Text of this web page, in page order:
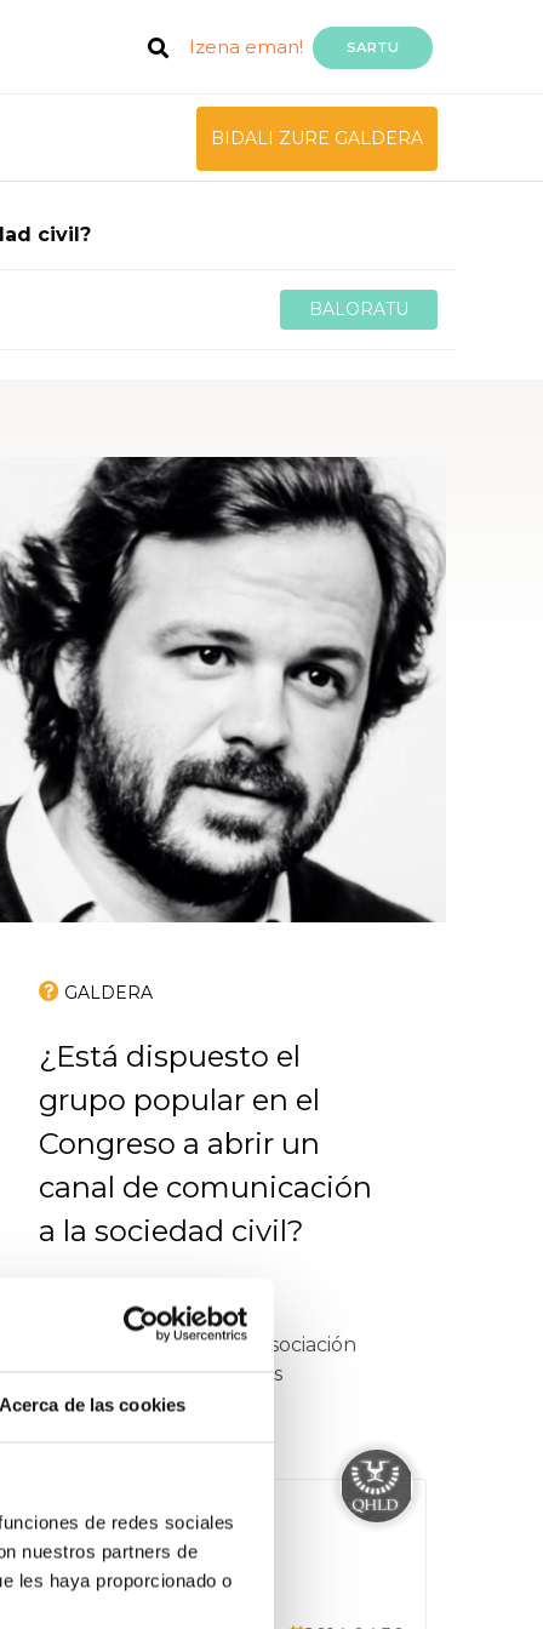
Acerca de las cookies
de redes sociales
nuestros partners de
les haya proporcionado o
Izena eman! SARTU
BIDALI ZURE GALDERA
civil?
BALORATU
GALDERA
¿Está dispuesto el
grupo popular en el
Congreso a abrir un
canal de comunicación
a la sociedad civil?
Te escribimos desde la asociación
Qué hacen los diputados
(@que_hacen),cuyo objetivo
Tenemos constancia de que son
muy pocos los colectivos de la
sociedad civil con los que estamos
gehiago ikusi
Sortzailea
Que Hacen